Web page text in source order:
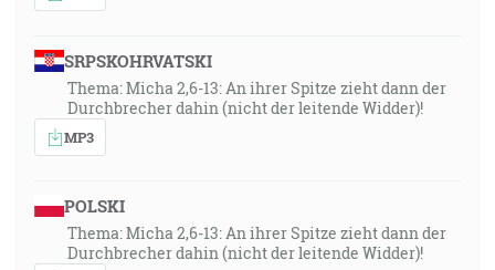
SRPSKOHRVATSKI
Thema: Micha 2,6-13: An ihrer Spitze zieht dann der
Durchbrecher dahin (nicht der leitende Widder)!
MP3
POLSKI
Thema: Micha 2,6-13: An ihrer Spitze zieht dann der
Durchbrecher dahin (nicht der leitende Widder)!